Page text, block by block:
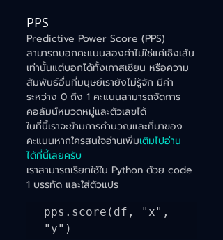
PPS
Predictive Power Score (PPS)
สามารถบอกคะแนนสองค่าไม่ใช่แค่เชิงเส้น
เท่านั้นแต่บอกได้ทั้งเกาสเซียน หรือความ
สัมพันธ์อื่นที่มนุษย์เรายังไม่รู้จัก มีค่า
ระหว่าง 0 ถึง 1 คะแนนสามารถจัดการ
คอลัมน์หมวดหมู่และตัวเลขได้
ในที่นี้เราจะข้ามการคำนวณและที่มาของ
คะแนนหากใครสนใจอ่านเพิ่มเติมไปอ่าน
ได้ที่นี้เลยครับ
เราสามารถเรียกใช้ใน Python ด้วย code
1 บรรทัด และใส่ตัวแปร
pps.score(df, "x",
"y")